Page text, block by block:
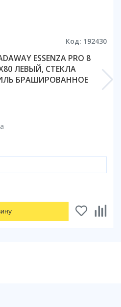
Код: 192430
ESSENZA PRO 8
ЛЕВЫЙ, СТЕКЛА
БРАШИРОВАННОЕ